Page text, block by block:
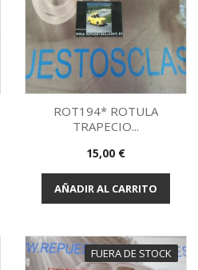
Vista rápida
ROT194* ROTULA
TRAPECIO...
Precio
15,00 €
AÑADIR AL CARRITO
FUERA DE STOCK